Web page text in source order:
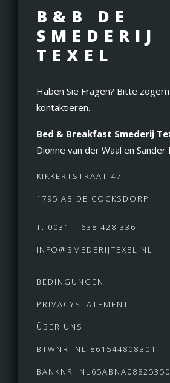
B&B DE
SMEDERIJ
TEXEL
Haben Sie Fragen? Bitte
kontaktieren.
Bed & Breakfast Smederij
Dionne van der Waal en
KIKKERTSTRAAT 47
1795 AB DE COCKSDORP
T: 0031 – 638 428 336
INFO@SMEDERIJTEXEL.NL
BEDINGUNGEN
PRIVACYSTATEMENT
ÜBER UNS
BTWNR: NL 861544808B01
BANKNR: